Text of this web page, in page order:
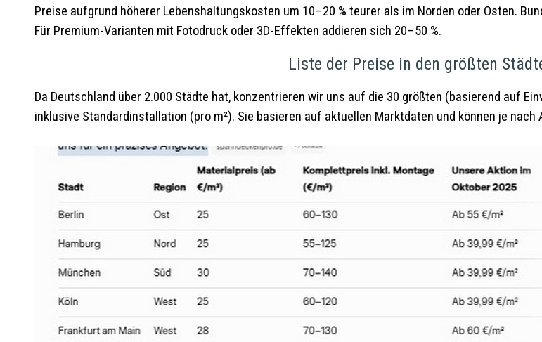
Preise aufgrund höherer Lebenshaltungskosten um 10–20 % teurer als im Norden oder Osten.
Für Premium-Varianten mit Fotodruck oder 3D-Effekten addieren sich 20–50 %.
Liste der Preise in den größten
Da Deutschland über 2.000 Städte hat, konzentrieren wir uns auf die 30 größten (basierend auf
inklusive Standardinstallation (pro m²). Sie basieren auf aktuellen Marktdaten und können je